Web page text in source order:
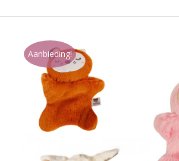
Aanbieding!